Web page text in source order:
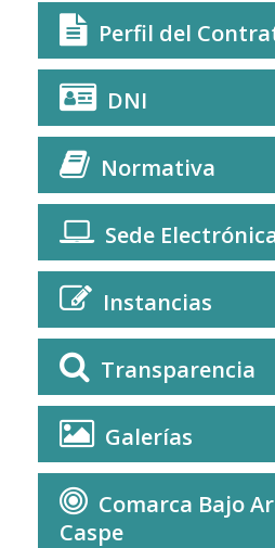
Perfil del
DNI
Normativa
Sede
Instancias
Transparencia
Galerías
Comarca Bajo
Caspe